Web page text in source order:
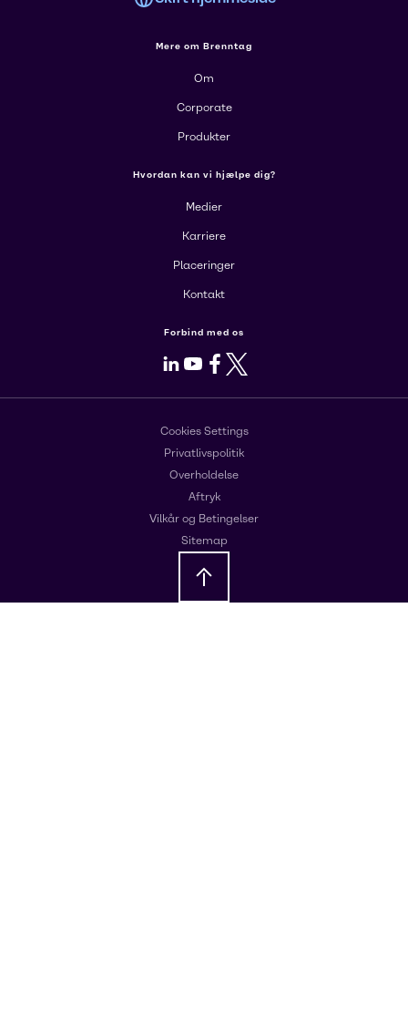
Mere om Brenntag
Om
Corporate
Produkter
Hvordan kan vi hjælpe dig?
Medier
Karriere
Placeringer
Kontakt
Forbind med os
LinkedIn
Youtube
Facebook
X
Cookies Settings
Privatlivspolitik
Overholdelse
Aftryk
Vilkår og Betingelser
Sitemap